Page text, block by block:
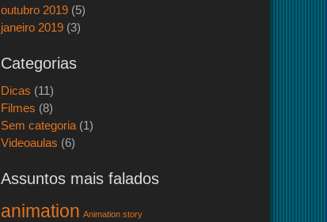
outubro 2019 (5)
janeiro 2019 (3)
Categorias
Dicas (11)
Filmes (8)
Sem categoria (1)
Videoaulas (6)
Assuntos mais falados
animation Animation story